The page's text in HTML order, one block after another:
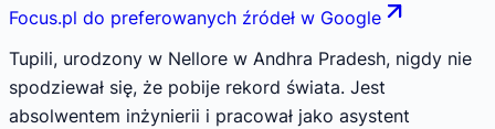
Focus.pl do preferowanych źródeł w Google
Tupili, urodzony w Nellore w Andhra Pradesh, nigdy nie
spodziewał się, że pobije rekord świata. Jest
absolwentem inżynierii i pracował jako asystent